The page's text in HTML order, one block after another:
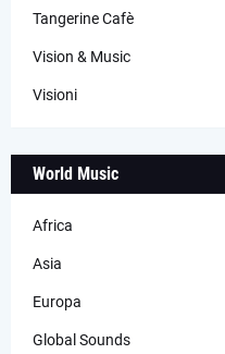
Tangerine Cafè
Vision & Music
Visioni
World Music
Africa
Asia
Europa
Global Sounds